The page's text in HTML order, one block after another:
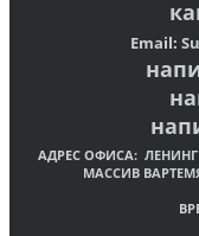
Email:
АДРЕС ОФИСА:
МАССИВ